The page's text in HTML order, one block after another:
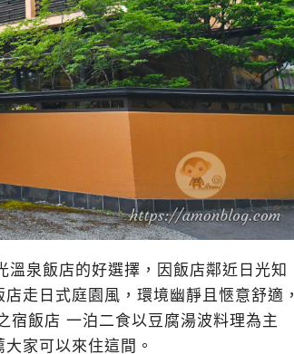
泉飯店的好選擇，因飯店鄰近日光知
走日式庭園風，環境幽靜且愜意舒適，
宿飯店 一泊二食以豆腐湯波料理為主
家可以來住這間。